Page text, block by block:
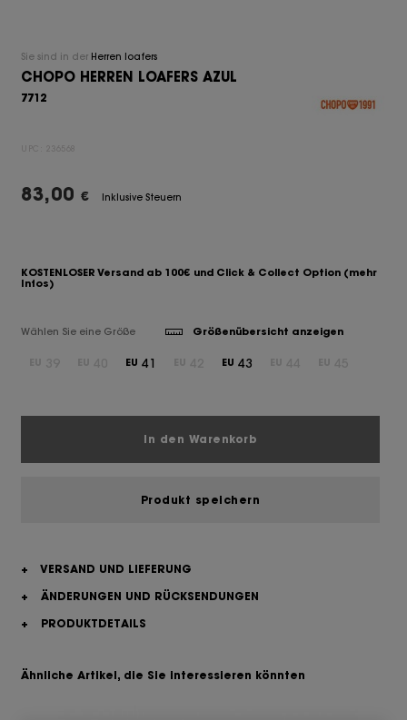
Sie sind in der Herren loafers
CHOPO HERREN LOAFERS AZUL
7712
UPC: 236568
83,00 € Inklusive Steuern
KOSTENLOSER Versand ab 100€ und Click & Collect Option (mehr
Infos)
Wählen Sie eine Größe Größenübersicht anzeigen
EU 41 EU 43
In den Warenkorb
Produkt speichern
+
VERSAND UND LIEFERUNG
+
ÄNDERUNGEN UND RÜCKSENDUNGEN
+
PRODUKTDETAILS
Ähnliche Artikel, die Sie interessieren könnten